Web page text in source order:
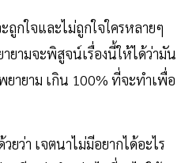
กใจและไม่ถูกใจใครหลายๆ
ยามจะพิสูจน์เรื่องนี้ให้ได้ว่ามัน
ยายาม เกิน 100% ที่จะทําเพื่อ
ยว่า เจตนาไม่มีอยากได้อะไร